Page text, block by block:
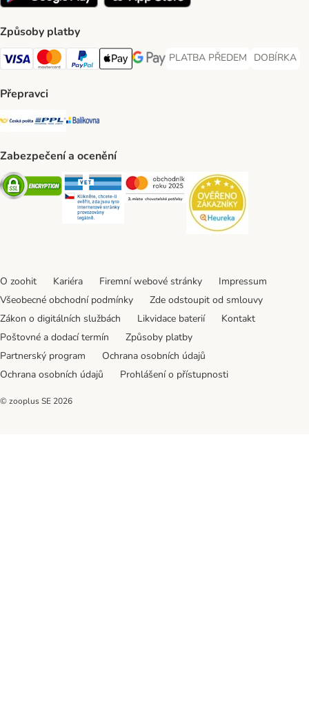
Způsoby platby
Visa Payment Method
Mastercard Payment Method
PayPal Payment Method
Apple pay Payment Method
GooglePay Payment Method
PLATBA PŘEDEM
PLATBA PŘEDEM Payment
DOBÍRKA
DOBÍRKA
Přepravci
Česká pošta Shipping Method
PPL Shipping Method
Balíkovna Shipping Method
Zabezpečení a ocenění
Security Security Security
O zoohit Kariéra Firemní webové stránky
Impressum
Všeobecné obchodní podmínky
Zde odstoupit od smlouvy
Zákon o digitálních službách
Likvidace baterií
Kontakt
Poštovné a dodací termín
Způsoby platby
Partnerský program
Ochrana osobních údajů
Ochrana osobních údajů
Prohlášení o přístupnosti
© zooplus SE 2026